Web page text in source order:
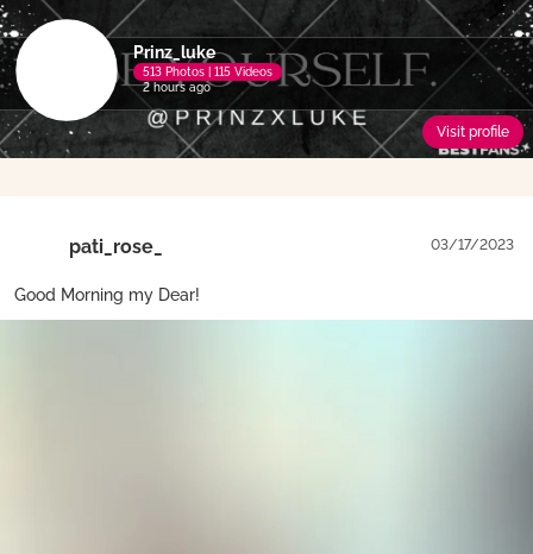
Prinz_luke
513 Photos | 115 Videos
2 hours ago
Visit profile
pati_rose_ 03/17/2023
Good Morning my Dear!